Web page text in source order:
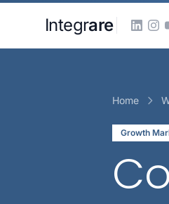
Integrare
Home
Growth